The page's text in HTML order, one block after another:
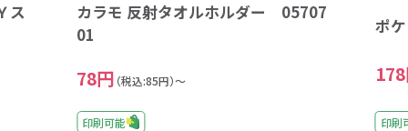
ス
カラモ 反射タオルホルダー 05707
01
78円 （税込:85円）～
印刷可能
ポ
印刷